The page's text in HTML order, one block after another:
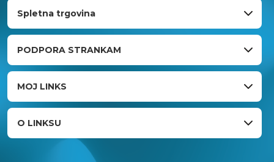
Spletna trgovina
PODPORA STRANKAM
MOJ LINKS
O LINKSU